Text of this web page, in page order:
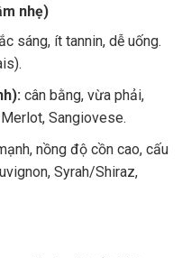
nhẹ)
sáng, ít tannin, dễ uống.
cân bằng, vừa phải,
Sangiovese.
nồng độ cồn cao, cấu
Syrah/Shiraz,